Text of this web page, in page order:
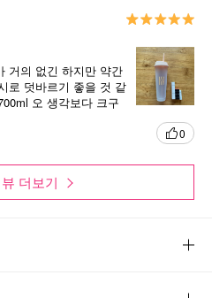
거의 없긴 하지만 약간
로 덧바르기 좋을 것 같
오 생각보다 크구
러워요 사은품 립밤은
0
더보기